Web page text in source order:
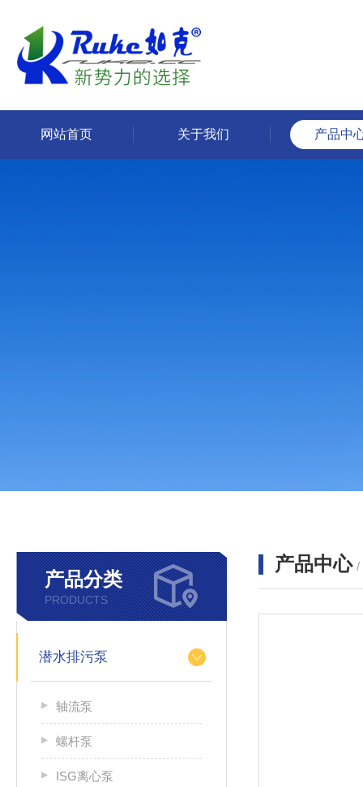
网站首页 关于我们 产品中
产品分类
PRODUCTS
潜水排污泵
轴流泵
螺杆泵
ISG离心泵
产品中心 /